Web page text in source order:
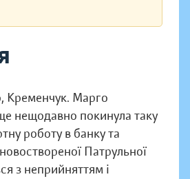
Кременчук. Марго
нещодавно покинула таку
роботу в банку та
Патрульної
з неприйняттям і